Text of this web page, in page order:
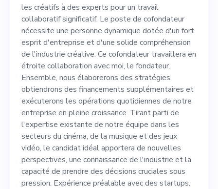
réseau, sécuriser les
systèmes de paiement et
connecter les créatifs à des
experts pour un travail
collaboratif significatif. Le
poste de cofondateur
nécessite une personne
dynamique dotée d'un fort
esprit d'entreprise et d'une
solide compréhension de
les créatifs à des experts pour un travail
collaboratif significatif. Le poste de cofondateur
nécessite une personne dynamique dotée d'un fort
esprit d'entreprise et d'une solide compréhension
de l'industrie créative. Ce cofondateur travaillera en
étroite collaboration avec moi, le fondateur.
Ensemble, nous élaborerons des stratégies,
obtiendrons des financements supplémentaires et
exécuterons les opérations quotidiennes de notre
entreprise en pleine croissance. Tirant parti de
l'expertise existante de notre équipe dans les
secteurs du cinéma, de la musique et des jeux
vidéo, le candidat idéal apportera de nouvelles
perspectives, une connaissance de l'industrie et la
capacité de prendre des décisions cruciales sous
pression. Expérience préalable avec des startups.